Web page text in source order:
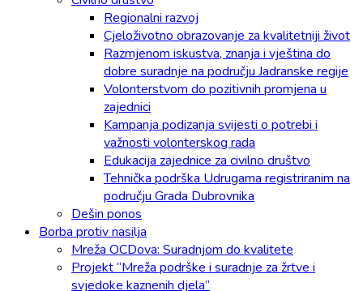
Regionalni razvoj
Cjeloživotno obrazovanje za kvalitetniji život
Razmjenom iskustva, znanja i vještina do
dobre suradnje na području Jadranske regije
Volonterstvom do pozitivnih promjena u
zajednici
Kampanja podizanja svijesti o potrebi i
važnosti volonterskog rada
Edukacija zajednice za civilno društvo
Tehnička podrška Udrugama registriranim na
području Grada Dubrovnika
Dešin ponos
Borba protiv nasilja
Mreža OCDova: Suradnjom do kvalitete
Projekt “Mreža podrške i suradnje za žrtve i
svjedoke kaznenih djela”